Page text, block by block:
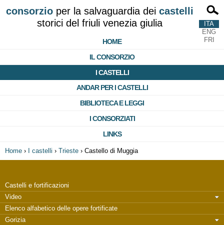
consorzioper la salvaguardia dei castelli
storici del friuli venezia giulia
HOME
IL CONSORZIO
I CASTELLI
ANDAR PER I CASTELLI
BIBLIOTECA E LEGGI
I CONSORZIATI
LINKS
ITA
ENG
FRI
Home › I castelli › Trieste › Castello di Muggia
Castelli e fortificazioni
Video
Elenco alfabetico delle opere fortificate
Gorizia